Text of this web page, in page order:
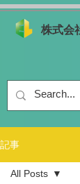
株式会
記事
All Posts